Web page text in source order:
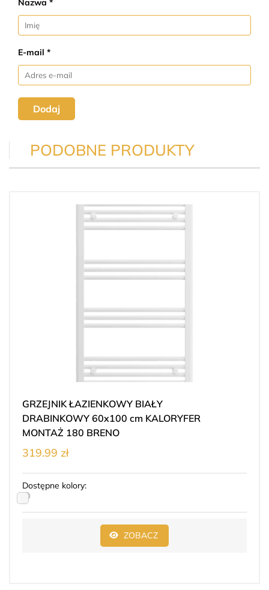
Nazwa *
E-mail *
Dodaj
PODOBNE PRODUKTY
GRZEJNIK ŁAZIENKOWY BIAŁY
DRABINKOWY 60x100 cm KALORYFER
MONTAŻ 180 BRENO
319.99 zł
Dostępne kolory:
ZOBACZ